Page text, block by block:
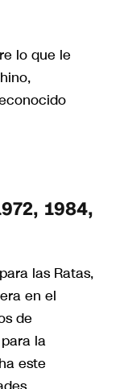
lo que le
1984,
las Ratas,
en el
de
la
este